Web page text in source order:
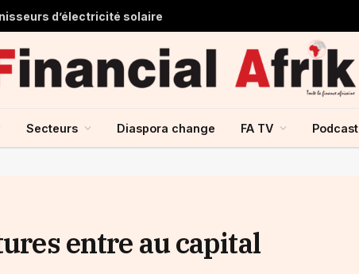
d’électricité solaire
Secteurs Diaspora change FA TV Podcast
entre au capital